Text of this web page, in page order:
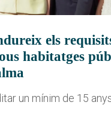
els
habitatges
un mínim de 15